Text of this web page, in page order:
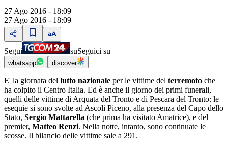
27 Ago 2016 - 18:09
27 Ago 2016 - 18:09
Segui suSeguici su
whatsapp discover
E' la giornata del lutto nazionale per le vittime del terremoto che
ha colpito il Centro Italia. Ed è anche il giorno dei primi funerali,
quelli delle vittime di Arquata del Tronto e di Pescara del Tronto: le
esequie si sono svolte ad Ascoli Piceno, alla presenza del Capo dello
Stato, Sergio Mattarella (che prima ha visitato Amatrice), e del
premier, Matteo Renzi. Nella notte, intanto, sono continuate le
scosse. Il bilancio delle vittime sale a 291.